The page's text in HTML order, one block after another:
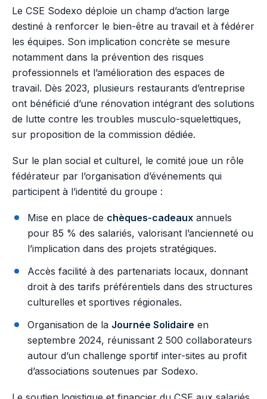
Le CSE Sodexo déploie un champ d’action large
destiné à renforcer le bien-être au travail et à fédérer
les équipes. Son implication concrète se mesure
notamment dans la prévention des risques
professionnels et l’amélioration des espaces de
travail. Dès 2023, plusieurs restaurants d’entreprise
ont bénéficié d’une rénovation intégrant des solutions
de lutte contre les troubles musculo-squelettiques,
sur proposition de la commission dédiée.
Sur le plan social et culturel, le comité joue un rôle
fédérateur par l’organisation d’événements qui
participent à l’identité du groupe :
Mise en place de chèques-cadeaux annuels
pour 85 % des salariés, valorisant l’ancienneté ou
l’implication dans des projets stratégiques.
Accès facilité à des partenariats locaux, donnant
droit à des tarifs préférentiels dans des structures
culturelles et sportives régionales.
Organisation de la Journée Solidaire en
septembre 2024, réunissant 2 500 collaborateurs
autour d’un challenge sportif inter-sites au profit
d’associations soutenues par Sodexo.